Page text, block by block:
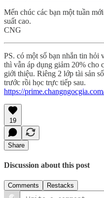
Mến chúc các bạn một tuần
suất cao.
CNG
PS. có một số bạn nhắn tin hỏi
thì vẫn áp dụng giảm 20% cho
giới thiệu. Riêng 2 lớp tài sản
trước rồi học trực tiếp sau.
https://
19
Share
Discussion about this post
Comments Restacks